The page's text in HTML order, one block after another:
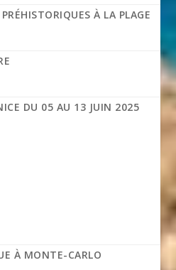
À LA PLAGE
DU 05 AU 13 JUIN 2025
À MONTE-CARLO